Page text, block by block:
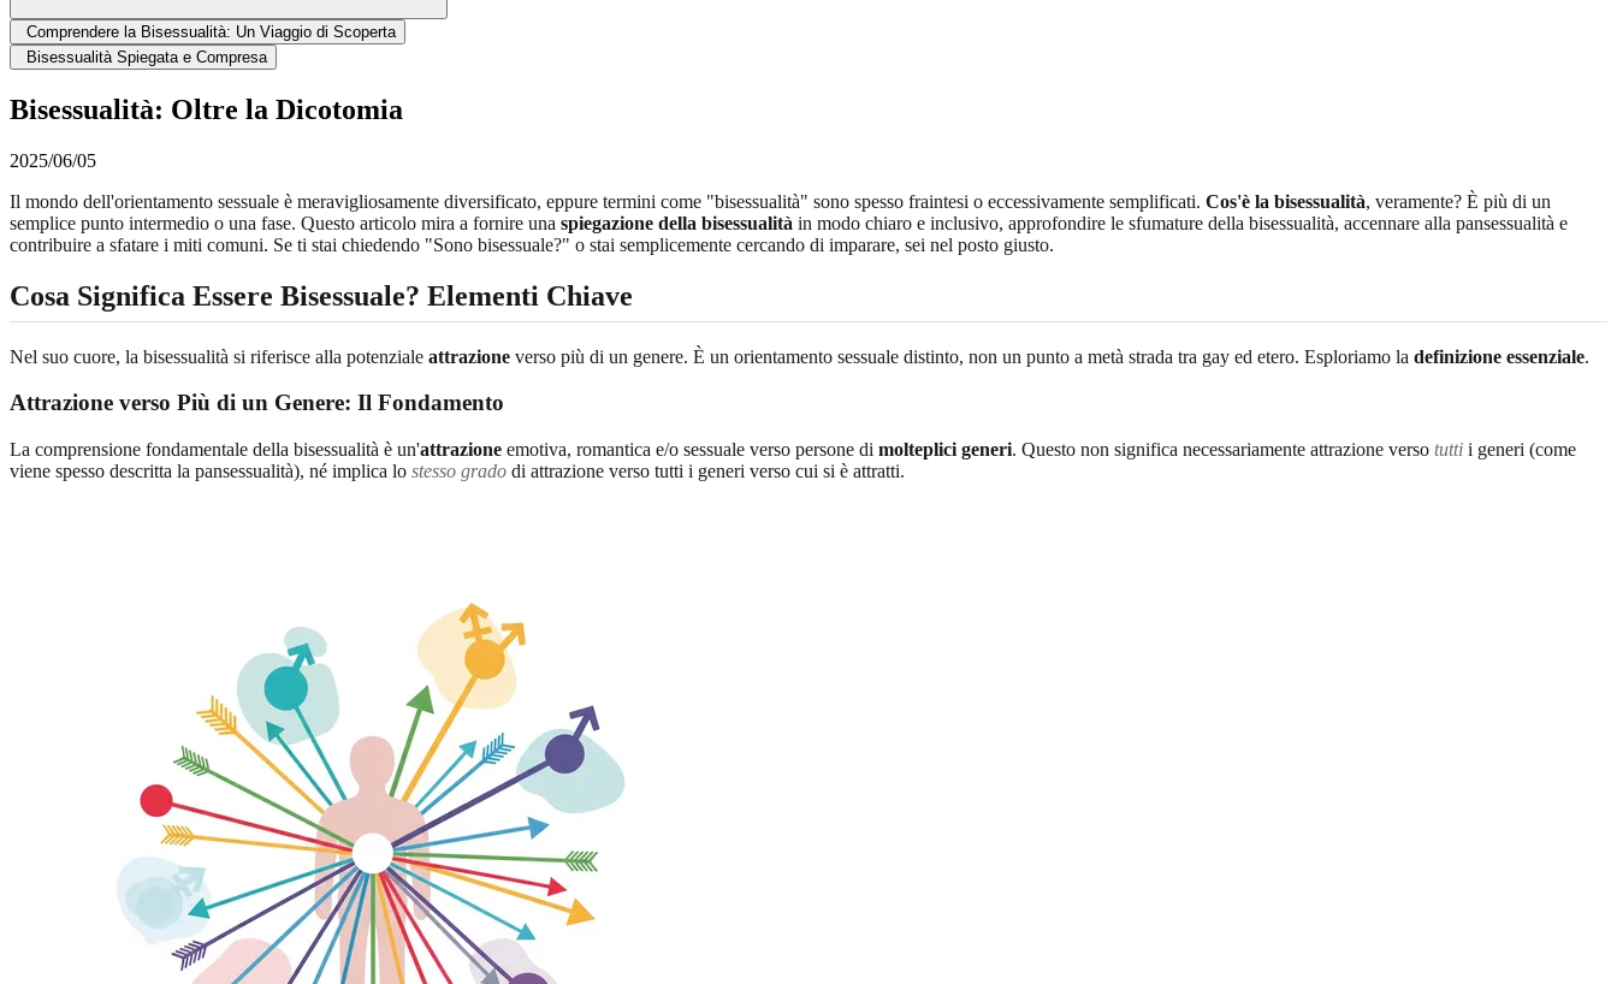
Comprendere la Bisessualità: Un Viaggio di Scoperta
Bisessualità Spiegata e Compresa
Bisessualità: Oltre la Dicotomia
2025/06/05
Il mondo dell'orientamento sessuale è meravigliosamente diversificato, eppure termini come "bisessualità" sono spesso fraintesi o eccessivamente semplificati. Cos'è la bisessualità, veramente? È più di un
semplice punto intermedio o una fase. Questo articolo mira a fornire una spiegazione della bisessualità in modo chiaro e inclusivo, approfondire le sfumature della bisessualità, accennare alla pansessualità e
contribuire a sfatare i miti comuni. Se ti stai chiedendo "Sono bisessuale?" o stai semplicemente cercando di imparare, sei nel posto giusto.
Cosa Significa Essere Bisessuale? Elementi Chiave
Nel suo cuore, la bisessualità si riferisce alla potenziale attrazione verso più di un genere. È un orientamento sessuale distinto, non un punto a metà strada tra gay ed etero. Esploriamo la definizione essenziale.
Attrazione verso Più di un Genere: Il Fondamento
La comprensione fondamentale della bisessualità è un'attrazione emotiva, romantica e/o sessuale verso persone di molteplici generi. Questo non significa necessariamente attrazione verso tutti i generi (come
viene spesso descritta la pansessualità), né implica lo stesso grado di attrazione verso tutti i generi verso cui si è attratti.